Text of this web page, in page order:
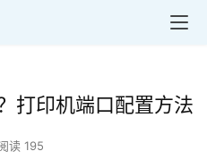
打印机端口配置方法
读 195